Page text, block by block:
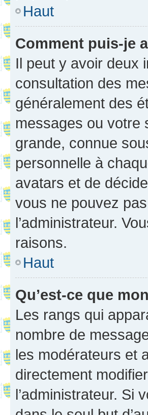
Haut
Comment puis-je
Il peut y avoir deux
consultation des
généralement des
messages ou votre
grande, connue
personnelle à
avatars et de
vous ne pouvez
l’administrateur.
raisons.
Haut
Qu’est-ce que
Les rangs qui
nombre de
les modérateurs et
directement
l’administrateur. Si